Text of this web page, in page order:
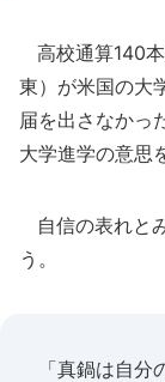
高校通算140
東）が米国の大
届を出さなかっ
大学進学の意思
自信の表れと
う。
「真鍋は自分